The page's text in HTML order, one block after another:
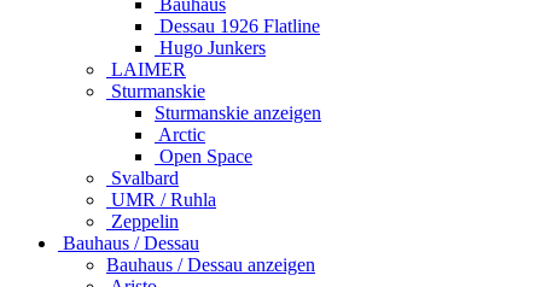
Dessau 1926 Flatline
Hugo Junkers
LAIMER
Sturmanskie
Sturmanskie anzeigen
Arctic
Open Space
Svalbard
UMR / Ruhla
Zeppelin
Bauhaus / Dessau
Bauhaus / Dessau anzeigen